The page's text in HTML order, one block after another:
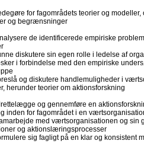
for fagområdets teorier og
og begrænsninger
de identificerede empiriske
diskutere sin egen rolle i ledelse af
i forbindelse med den empiriske
og diskutere handlemuligheder i
herunder teorier om aktionsforskning
og gennemføre en
inden for fagområdet i en
med værtsorganisationen og sin
og aktionslæringsprocesser
sig fagligt på en klar og konsistent